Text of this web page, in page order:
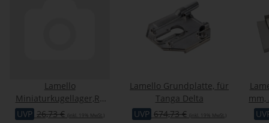
Lamello
Miniaturkugellager,R3
ZZ, zu Abrundfräser
UVP 26,73 € (inkl. 19% MwSt.)
Lamello Grundplatte, für
Tanga Delta
UVP 674,73 € (inkl. 19% MwSt.)